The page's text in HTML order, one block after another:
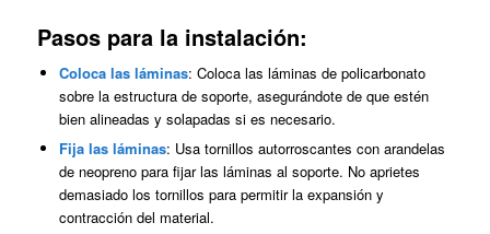
Pasos para la instalación:
Coloca las láminas: Coloca las láminas de policarbonato
sobre la estructura de soporte, asegurándote de que estén
bien alineadas y solapadas si es necesario.
Fija las láminas: Usa tornillos autorroscantes con arandelas
de neopreno para fijar las láminas al soporte. No aprietes
demasiado los tornillos para permitir la expansión y
contracción del material.